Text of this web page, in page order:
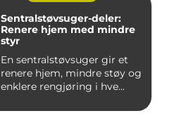
Sentralstøvsuger-deler:
Renere hjem med mindre
styr
En sentralstøvsuger gir et
renere hjem, mindre støy og
enklere rengjøring i hve...